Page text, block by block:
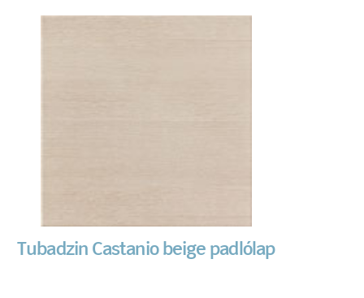
Tubadzin Castanio beige padlólap